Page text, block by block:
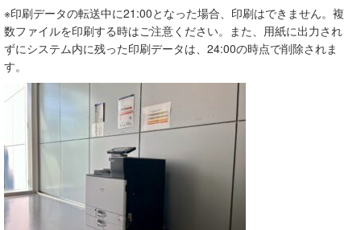
※印刷データの転送中に21:00となった場合、印刷はできません。複
数ファイルを印刷する時はご注意ください。また、用紙に出力され
ずにシステム内に残った印刷データは、24:00の時点で削除されま
す。